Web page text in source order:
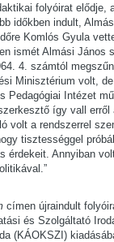
folyóirat elődje,
időkben indult,
Komlós Gyula
ismét Almási János
4. számtól
Minisztérium volt,
Pedagógiai Intézet
így vall erről
volt a rendszerrel
tisztességgel
érdekeit. Annyiban
címen újraindult
és Szolgáltató
(KÁOKSZI)